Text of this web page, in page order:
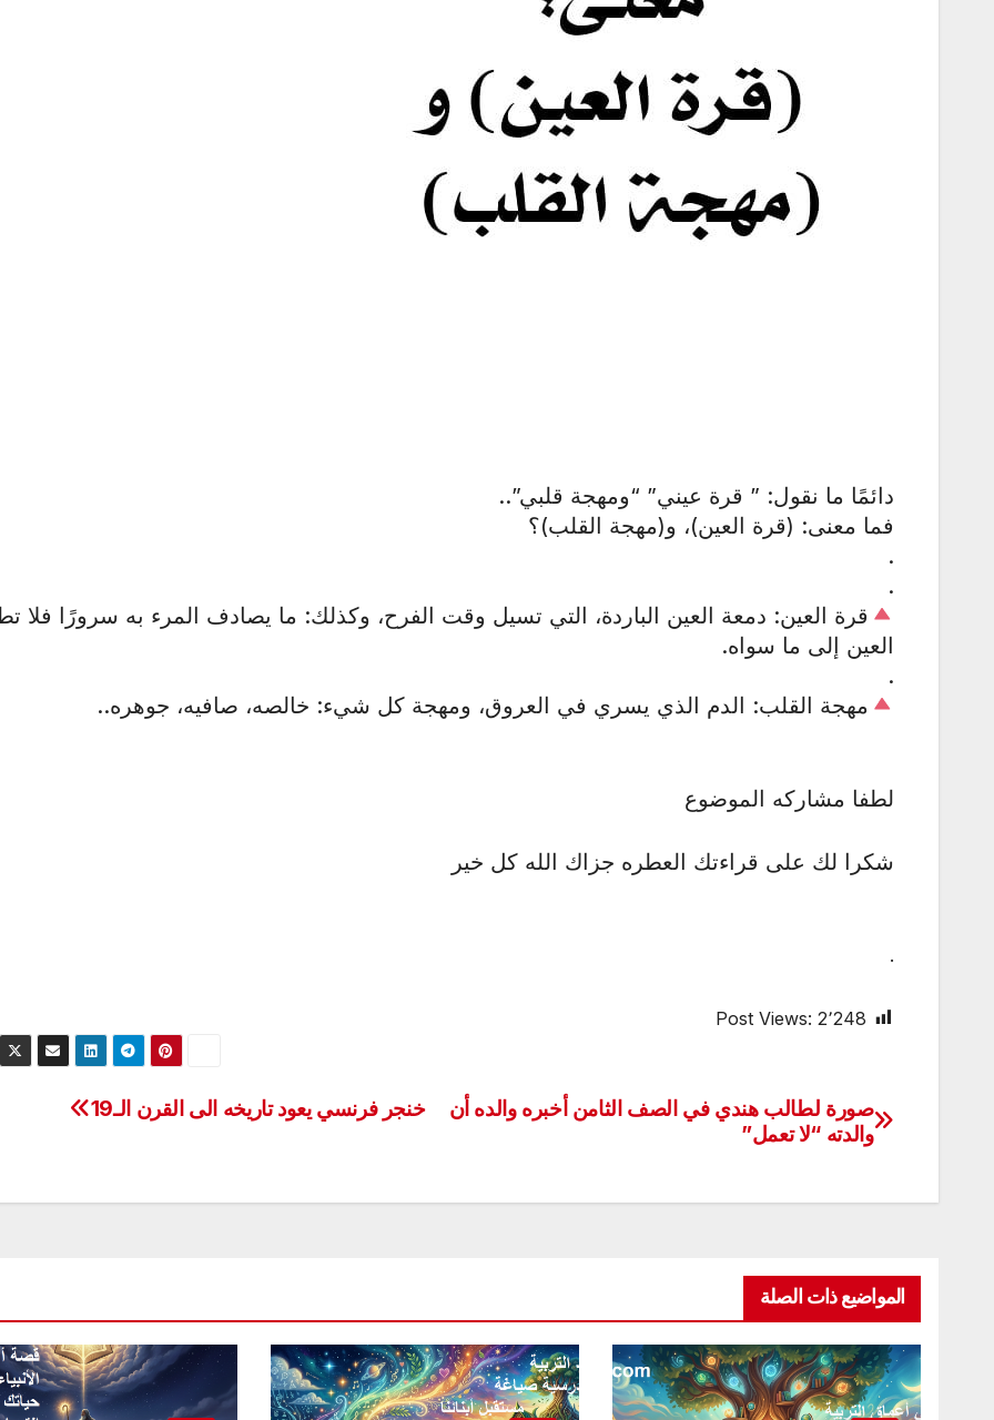
دائمًا ما نقول: ” قرة عيني” “ومهجة قلبي”..
فما معنى: (قرة العين)، و(مهجة القلب)؟
.
.
قرة العين: دمعة العين الباردة، التي تسيل وقت الفرح، وكذلك: ما يصادف المرء به سرورًا فلا
العين إلى ما سواه.
.
مهجة القلب: الدم الذي يسري في العروق، ومهجة كل شيء: خالصه، صافيه، جوهره..
لطفا مشاركه الموضوع
شكرا لك على قراءتك العطره جزاك الله كل خير
.
Post Views: 2٬248
تصفّح
خنجر فرنسي يعود تاريخه الى القرن الـ19
صورة لطالب هندي في الصف الثامن أخبره والده أن
والدته “لا تعمل”
المواضيع ذات الصلة